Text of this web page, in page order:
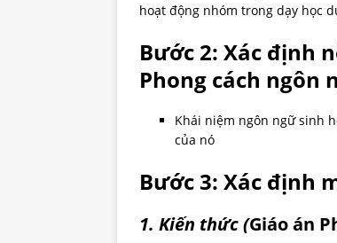
hoạt động nhóm trong dạy học
Bước 2: Xác định
Phong cách ngôn
Khái niệm ngôn ngữ sinh
của nó
Bước 3: Xác định
1. Kiến thức(Giáo án